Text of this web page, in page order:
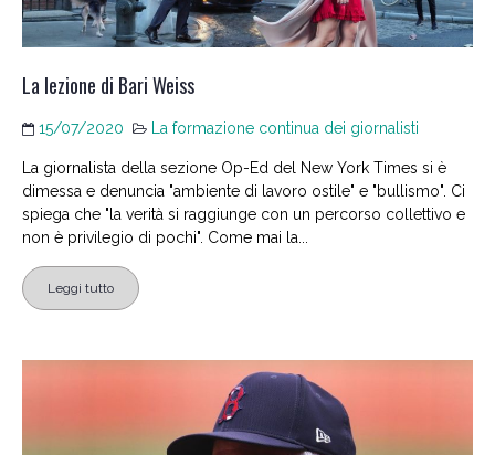
La lezione di Bari Weiss
15/07/2020 La formazione continua dei giornalisti
La giornalista della sezione Op-Ed del New York Times si è
dimessa e denuncia "ambiente di lavoro ostile" e "bullismo". Ci
spiega che "la verità si raggiunge con un percorso collettivo e
non è privilegio di pochi". Come mai la...
Leggi tutto